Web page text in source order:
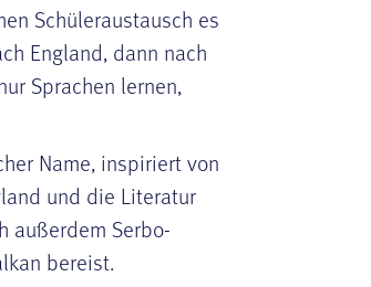
Schüleraustausch es
England, dann nach
Sprachen lernen,
Name, inspiriert von
und die Literatur
außerdem Serbo-
bereist.